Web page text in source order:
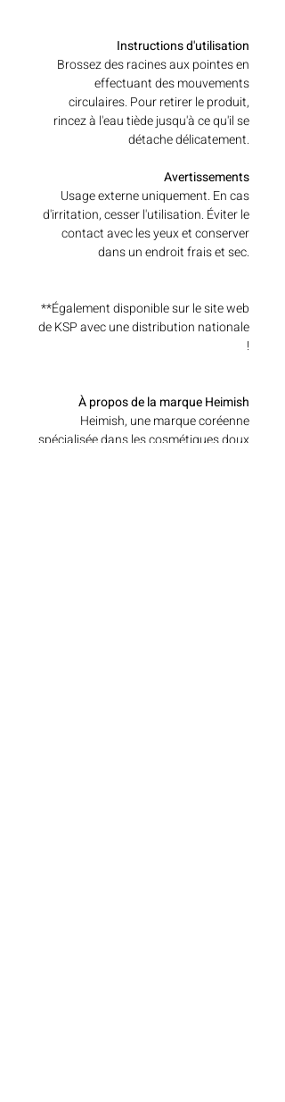
Instructions d'utilisation
Brossez des racines aux pointes en
effectuant des mouvements
circulaires. Pour retirer le produit,
rincez à l'eau tiède jusqu'à ce qu'il se
détache délicatement.
Avertissements
Usage externe uniquement. En cas
d'irritation, cesser l'utilisation. Éviter le
contact avec les yeux et conserver
dans un endroit frais et sec.
**Également disponible sur le site web
de KSP avec une distribution nationale
!
À propos de la marque Heimish
Heimish, une marque coréenne
spécialisée dans les cosmétiques doux